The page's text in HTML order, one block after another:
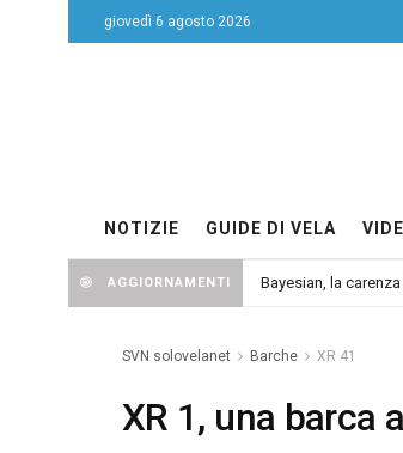
giovedì 6 agosto 2026
NOTIZIE GUIDE DI VELA
AGGIORNAMENTI Bayesian, la
SVN solovelanet Barche XR 41
XR 1, una barca